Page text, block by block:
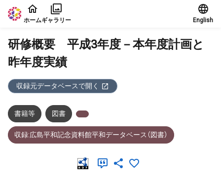
本文に飛ぶ
ホームギャラリー English
研修概要 平成3年度－本年度計画と
昨年度実績
収録元データベースで開く
書籍等 図書
収録:広島平和記念資料館平和データベース（図書）